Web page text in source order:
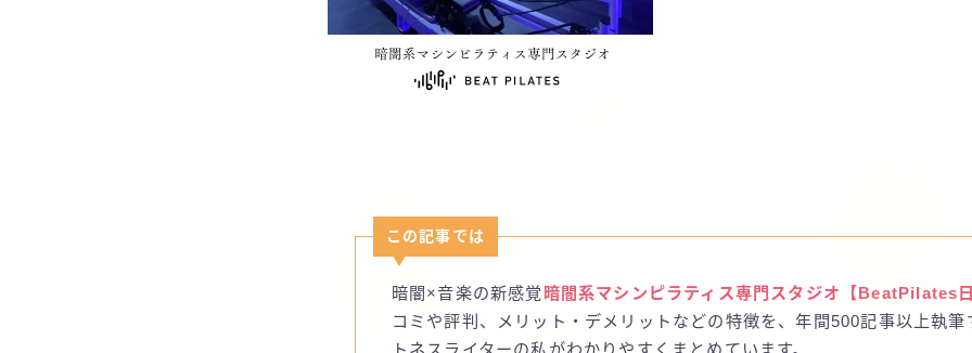
この記事では
暗闇×音楽の新感覚 暗闇系マシンピラティス専門スタジオ【BeatPilates日
コミや評判、メリット・デメリットなどの特徴を、年間500記事以上執筆
トネスライターの私がわかりやすくまとめています。